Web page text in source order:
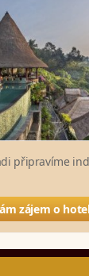
připravíme
zájem o